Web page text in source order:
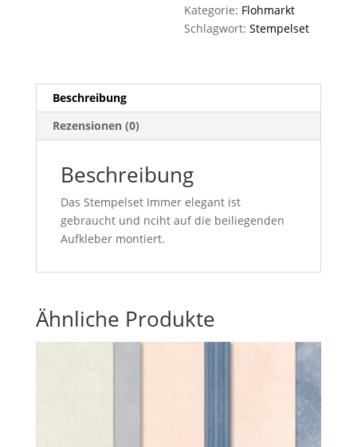
Kategorie: Flohmarkt
Schlagwort:Stempelset
Beschreibung
Rezensionen (0)
Beschreibung
Das Stempelset Immer elegant ist
gebraucht und nciht auf die beiliegenden
Aufkleber montiert.
Ähnliche Produkte